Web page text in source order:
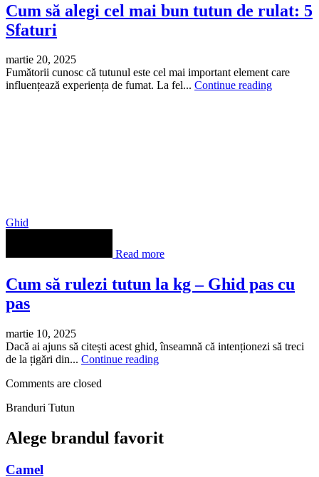
Cum să alegi cel mai bun tutun de rulat: 5
Sfaturi
martie 20, 2025
Fumătorii cunosc că tutunul este cel mai important element care
influențează experiența de fumat. La fel... Continue reading
Ghid
Read more
Cum să rulezi tutun la kg – Ghid pas cu
pas
martie 10, 2025
Dacă ai ajuns să citești acest ghid, înseamnă că intenționezi să treci
de la țigări din... Continue reading
Comments are closed
Branduri Tutun
Alege brandul favorit
Camel